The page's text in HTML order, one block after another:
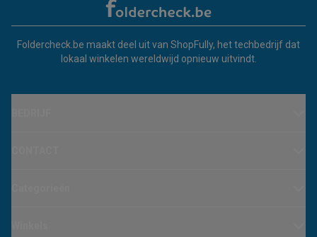
Foldercheck.be maakt deel uit van ShopFully, het techbedrijf dat
lokaal winkelen wereldwijd opnieuw uitvindt.